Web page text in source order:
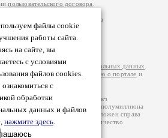
файлы cookie
работы сайта.
на сайте, вы
с условиями
файлов cookies.
с
обработки
данных и файлов
нажмите здесь.
пользовательского договора
принадлежат авторам
произведений возможна
к которому вы можете
странице. Ответственность за
несут самостоятельно на
изаконодательства
Политики обработки персональных данных
более подробнуюинформацию о портале и
Проза.ру – порядка 100 тысяч
сумме просматривают более полумиллиона
посещаемости, который расположен справа
указано по две цифры: количество